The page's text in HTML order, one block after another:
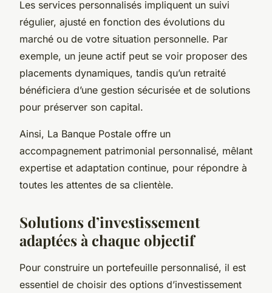
Les services personnalisés impliquent un suivi
régulier, ajusté en fonction des évolutions du
marché ou de votre situation personnelle. Par
exemple, un jeune actif peut se voir proposer des
placements dynamiques, tandis qu’un retraité
bénéficiera d’une gestion sécurisée et de solutions
pour préserver son capital.
Ainsi, La Banque Postale offre un
accompagnement patrimonial personnalisé, mêlant
expertise et adaptation continue, pour répondre à
toutes les attentes de sa clientèle.
Solutions d’investissement
adaptées à chaque objectif
Pour construire un portefeuille personnalisé, il est
essentiel de choisir des options d’investissement